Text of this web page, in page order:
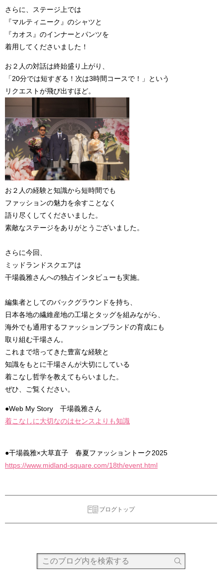
さらに、ステージ上では
『マルティニーク』のシャツと
『カオス』のインナーとパンツを
着用してくださいました！
お２人の対話は終始盛り上がり、
「20分では短すぎる！次は3時間コースで！」という
リクエストが飛び出すほど。
お２人の経験と知識から短時間でも
ファッションの魅力を余すことなく
語り尽くしてくださいました。
素敵なステージをありがとうございました。
さらに今回、
ミッドランドスクエアは
干場義雅さんへの独占インタビューも実施。
編集者としてのバックグラウンドを持ち、
日本各地の繊維産地の工場とタッグを組みながら、
海外でも通用するファッションブランドの育成にも
取り組む干場さん。
これまで培ってきた豊富な経験と
知識をもとに干場さんが大切にしている
着こなし哲学を教えてもらいました。
ぜひ、ご覧ください。
●Web My Story 干場義雅さん
着こなしに大切なのはセンスよりも知識
●干場義雅×大草直子 春夏ファッショントーク2025
https://www.midland-square.com/18th/event.html
ブログトップ